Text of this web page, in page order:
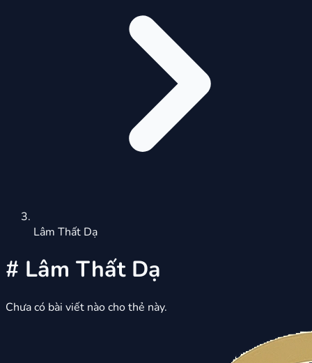
Lâm Thất Dạ
# Lâm Thất Dạ
Chưa có bài viết nào cho thẻ này.